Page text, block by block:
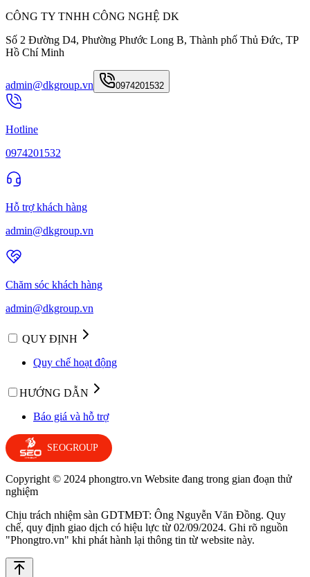
CÔNG TY TNHH CÔNG NGHỆ DK
Số 2 Đường D4, Phường Phước Long B, Thành phố Thủ Đức, TP
Hồ Chí Minh
admin@dkgroup.vn 0974201532
Hotline
0974201532
Hỗ trợ khách hàng
admin@dkgroup.vn
Chăm sóc khách hàng
admin@dkgroup.vn
QUY ĐỊNH
Quy chế hoạt động
HƯỚNG DẪN
Báo giá và hỗ trợ
SEOGROUP
Copyright © 2024 phongtro.vn Website đang trong gian đoạn thử
nghiệm
Chịu trách nhiệm sàn GDTMĐT: Ông Nguyễn Văn Đồng. Quy
chế, quy định giao dịch có hiệu lực từ 02/09/2024. Ghi rõ nguồn
"Phongtro.vn" khi phát hành lại thông tin từ website này.